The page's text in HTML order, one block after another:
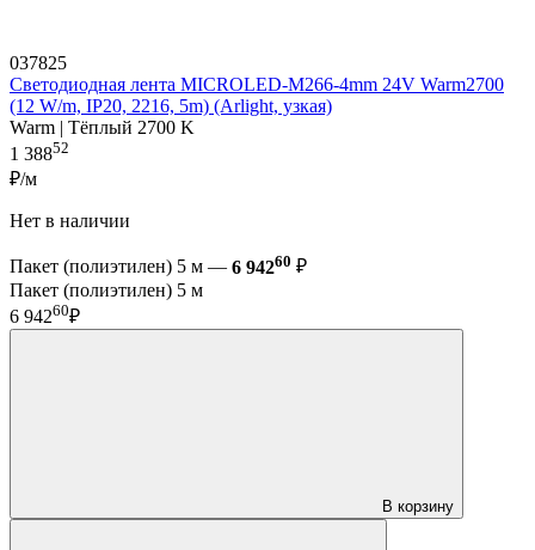
037825
Светодиодная лента MICROLED-M266-4mm 24V Warm2700
(12 W/m, IP20, 2216, 5m) (Arlight, узкая)
Warm | Тёплый 2700 K
1 38852
₽/м
Нет в наличии
Пакет (полиэтилен) 5 м — 6 94260 ₽
Пакет (полиэтилен) 5 м
6 94260₽
В корзину